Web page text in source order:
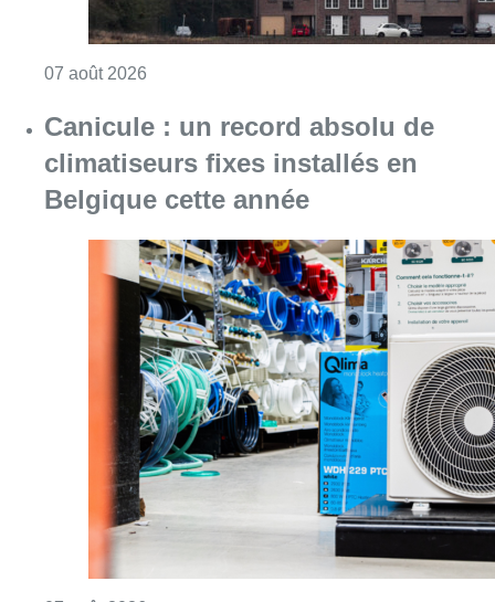
07 août 2026Consulter l'article "Canicule : un record
Le RWDM récolte déjà 100.000
euros pour financer sa
reconstruction